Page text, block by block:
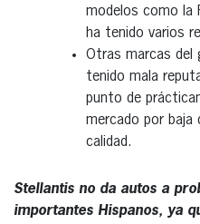
modelos como la
ha tenido varios
Otras marcas del
tenido mala
punto de
mercado por baja
calidad.
Stellantis no da autos a
importantes Hispanos, ya